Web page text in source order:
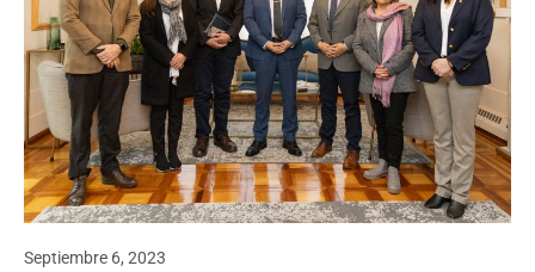
Septiembre 6, 2023